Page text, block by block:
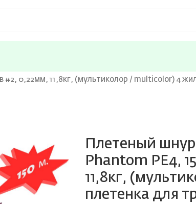
0,22мм, 11,8кг, (мультиколор / multicolor) 4
Плетеный
Phantom PE4,
11,8кг,
плетенка для